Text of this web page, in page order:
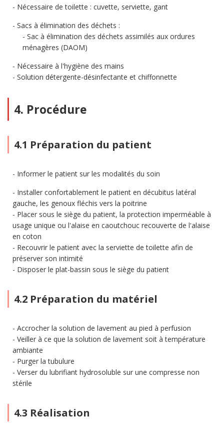
Nécessaire de toilette : cuvette, serviette, gant
Sacs à élimination des déchets :
Sac à élimination des déchets assimilés aux ordures
ménagères (DAOM)
Nécessaire à l'hygiène des mains
Solution détergente-désinfectante et chiffonnette
4. Procédure
4.1 Préparation du patient
Informer le patient sur les modalités du soin
Installer confortablement le patient en décubitus latéral
gauche, les genoux fléchis vers la poitrine
Placer sous le siège du patient, la protection imperméable à
usage unique ou l'alaise en caoutchouc recouverte de l'alaise
en coton
Recouvrir le patient avec la serviette de toilette afin de
préserver son intimité
Disposer le plat-bassin sous le siège du patient
4.2 Préparation du matériel
Accrocher la solution de lavement au pied à perfusion
Veiller à ce que la solution de lavement soit à température
ambiante
Purger la tubulure
Verser du lubrifiant hydrosoluble sur une compresse non
stérile
4.3 Réalisation